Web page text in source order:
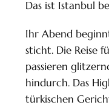
Das ist Istanbul
Ihr Abend
sticht. Die Reise
passieren
hindurch. Das
türkischen
Über Uns Kontakt